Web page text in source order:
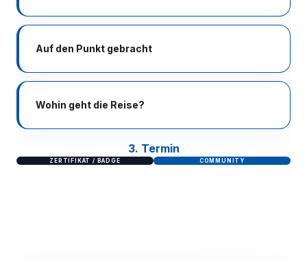
Auf den Punkt gebracht
Wohin geht die Reise?
3. Termin
ZERTIFIKAT / BADGE COMMUNITY